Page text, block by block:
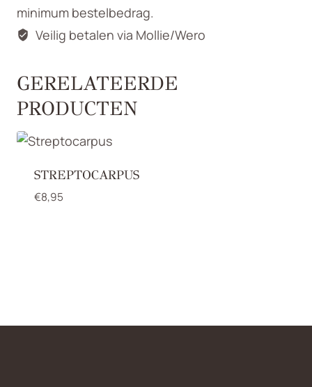
minimum bestelbedrag.
Veilig betalen via Mollie/Wero
GERELATEERDE
PRODUCTEN
STREPTOCARPUS
€8,95